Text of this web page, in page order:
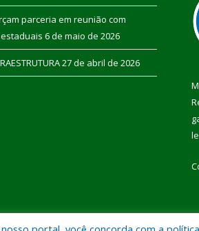
parceria em reunião com
6 de maio de 2026
27 de abril de 2026